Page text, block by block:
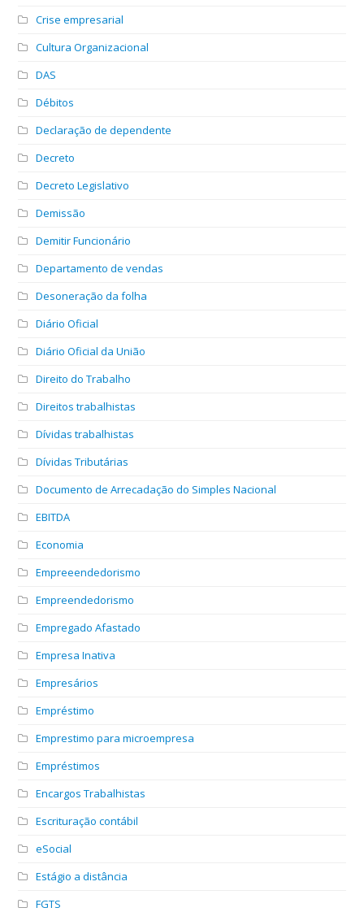
Crise empresarial
Cultura Organizacional
DAS
Débitos
Declaração de dependente
Decreto
Decreto Legislativo
Demissão
Demitir Funcionário
Departamento de vendas
Desoneração da folha
Diário Oficial
Diário Oficial da União
Direito do Trabalho
Direitos trabalhistas
Dívidas trabalhistas
Dívidas Tributárias
Documento de Arrecadação do Simples Nacional
EBITDA
Economia
Empreeendedorismo
Empreendedorismo
Empregado Afastado
Empresa Inativa
Empresários
Empréstimo
Emprestimo para microempresa
Empréstimos
Encargos Trabalhistas
Escrituração contábil
eSocial
Estágio a distância
FGTS